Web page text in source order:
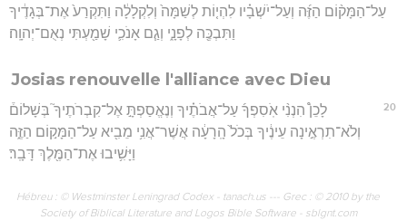
עַל־הַמָּק֨וֹם הַזֶּ֜ה וְעַל־יֹשְׁבָ֗יו לִהְי֤וֹת לְשַׁמָּה֙ וְלִקְלָלָ֔ה וַתִּקְרַע֙ אֶת־בְּגָדֶ֔יךָ
וַתִּבְכֶּ֖ה לְפָנָ֑י וְגַ֧ם אָנֹכִ֛י שָׁמַ֖עְתִּי נְאֻם־יְהוָֽה׃
Josias renouvelle l'alliance avec Dieu
20
לָכֵן֩ הִנְנִ֨י אֹֽסִפְךָ֜ עַל־אֲבֹתֶ֗יךָ וְנֶאֱסַפְתָּ֣ אֶל־קִבְרֹתֶיךָ֮ בְּשָׁלוֹם֒
וְלֹא־תִרְאֶ֣ינָה עֵינֶ֔יךָ בְּכֹל֙ הָֽרָעָ֔ה אֲשֶׁר־אֲנִ֥י מֵבִ֖יא עַל־הַמָּק֣וֹם הַזֶּ֑ה
וַיָּשִׁ֥יבוּ אֶת־הַמֶּ֖לֶךְ דָּבָֽר׃
Hébreu : © Westminster Leningrad Codex - tanach.us --- Grec : © 2010 by the
Society of Biblical Literature and Logos Bible Software - sblgnt.com